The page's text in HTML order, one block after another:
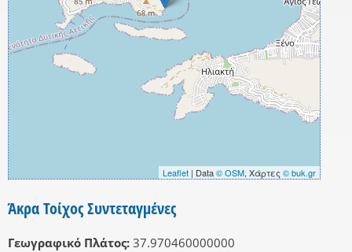
Leaflet | Data© OSM, Χάρτες © buk.gr
Άκρα Τοίχος Συντεταγμένες
Γεωγραφικό Πλάτος: 37.970460000000